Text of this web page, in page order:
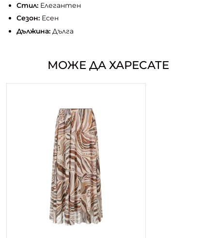
Стил:Елегантен
Сезон:Есен
Дължина:Дълга
МОЖЕ ДА ХАРЕСАТЕ